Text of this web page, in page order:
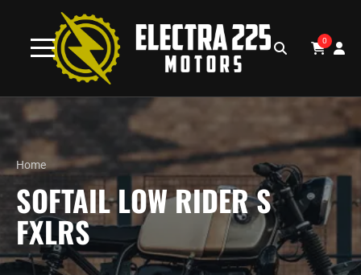
0
Home
SOFTAIL LOW RIDER S
FXLRS